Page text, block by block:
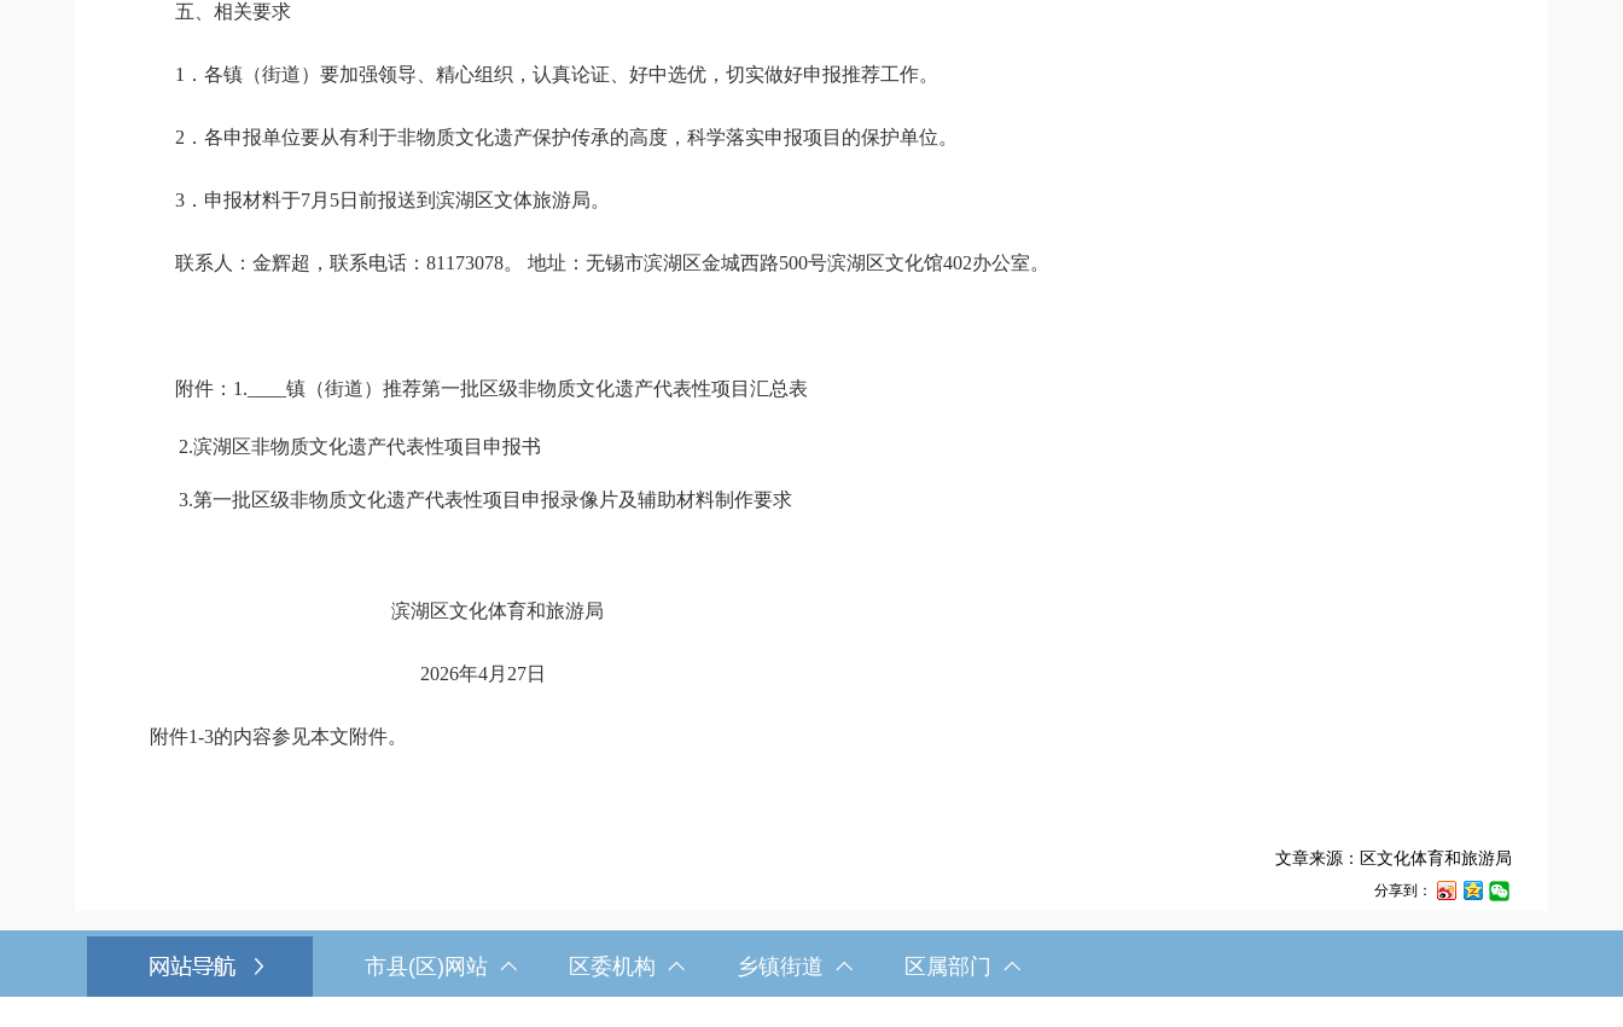
五、相关要求
1 ．各镇（街道）要加强领导、精心组织，认真论证、好中选优，切实做好申报推荐工作。
2 ．各申报单位要从有利于非物质文化遗产保护传承的高度，科学落实申报项目的保护单位。
3．申报材料于7月 5日 前报送到 滨湖 区文体旅游局。
联系人： 金辉超 ，联系电话： 81173078。 地址：无锡市滨湖 区金城西路500号滨湖 区文化馆402办公室。
附件： 1 .____ 镇（街道）推荐第一批区级非物质文化遗产代表性项目汇总表
2.滨湖 区非物质文化遗产代表性项目申报书
3.第一批区级非物质文化遗产代表性项目申报录像片及辅助材料制作要求
滨湖区文化体育和旅游局
2026年4月 27日
附件1-3的内容参见本文附件。
文章来源：区文化体育和旅游局
分享到：
市县(区)网站 区委机构 乡镇街道 区属部门